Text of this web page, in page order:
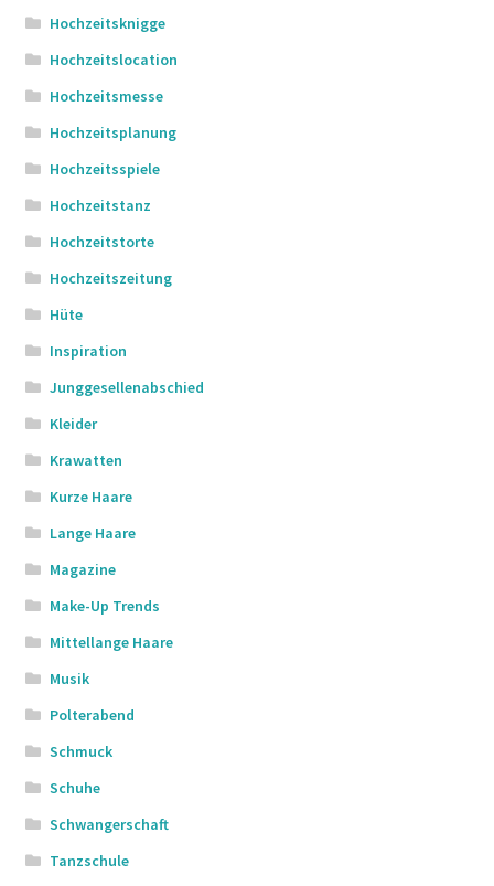
Hochzeitsknigge
Hochzeitslocation
Hochzeitsmesse
Hochzeitsplanung
Hochzeitsspiele
Hochzeitstanz
Hochzeitstorte
Hochzeitszeitung
Hüte
Inspiration
Junggesellenabschied
Kleider
Krawatten
Kurze Haare
Lange Haare
Magazine
Make-Up Trends
Mittellange Haare
Musik
Polterabend
Schmuck
Schuhe
Schwangerschaft
Tanzschule